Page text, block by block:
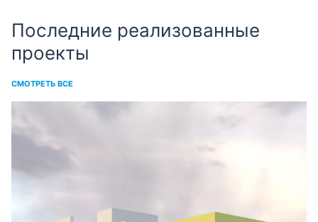
Последние реализованные
проекты
СМОТРЕТЬ ВСЕ